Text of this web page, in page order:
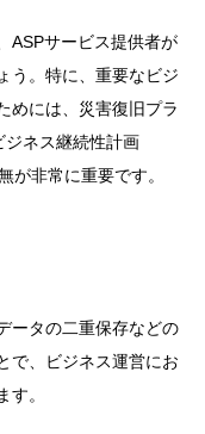
ASPサービス提供者が
う。特に、重要なビジ
めには、災害復旧プラ
ジネス継続性計画
が非常に重要です。
ータの二重保存などの
で、ビジネス運営にお
。